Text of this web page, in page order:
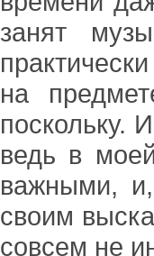
занят
на
поскольку.
ведь в
важными,
своим
совсем не